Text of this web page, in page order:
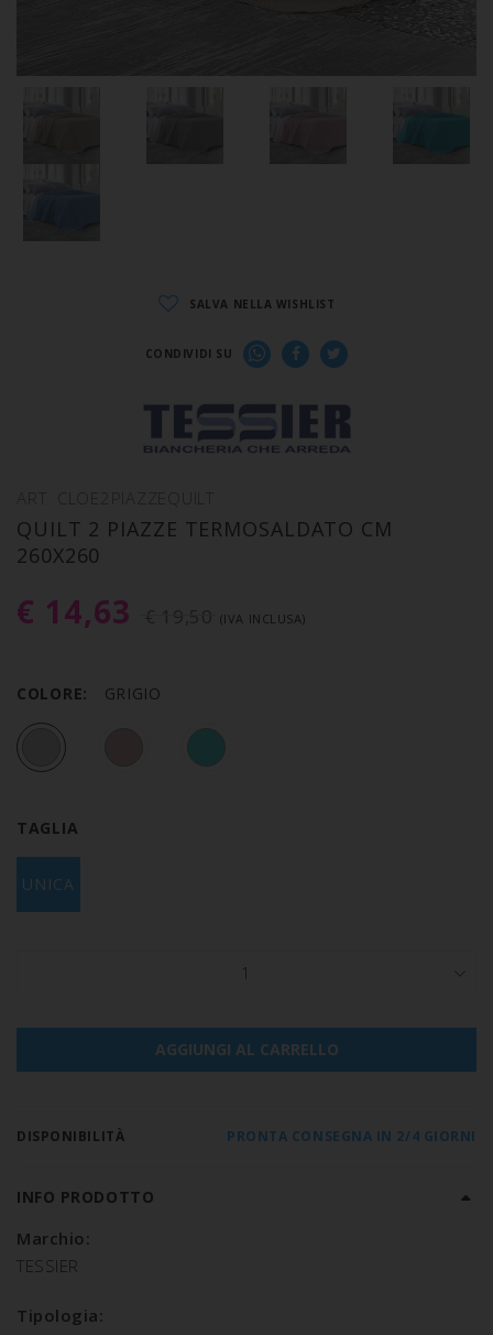
SALVA NELLA WISHLIST
CONDIVIDI SU
QUILT 2 PIAZZE TERMOSALDATO CM
260X260
€ 14,63 (IVA INCLUSA)
COLORE: GRIGIO
TAGLIA
UNICA
1
AGGIUNGI AL CARRELLO
DISPONIBILITÀ PRONTA CONSEGNA IN 2/4 GIORNI
INFO PRODOTTO
Marchio:
TESSIER
Tipologia: